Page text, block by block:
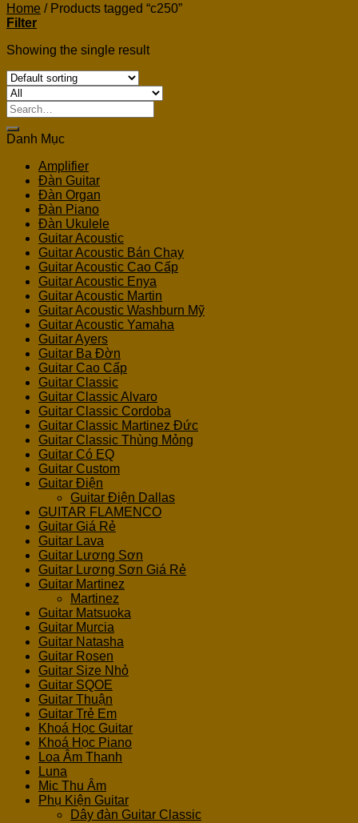
Home /Products tagged “c250”
Filter
Showing the single result
Search
for:
Danh Mục
Amplifier
Đàn Guitar
Đàn Organ
Đàn Piano
Đàn Ukulele
Guitar Acoustic
Guitar Acoustic Bán Chạy
Guitar Acoustic Cao Cấp
Guitar Acoustic Enya
Guitar Acoustic Martin
Guitar Acoustic Washburn Mỹ
Guitar Acoustic Yamaha
Guitar Ayers
Guitar Ba Đờn
Guitar Cao Cấp
Guitar Classic
Guitar Classic Alvaro
Guitar Classic Cordoba
Guitar Classic Martinez Đức
Guitar Classic Thùng Mỏng
Guitar Có EQ
Guitar Custom
Guitar Điện
Guitar Điện Dallas
GUITAR FLAMENCO
Guitar Giá Rẻ
Guitar Lava
Guitar Lương Sơn
Guitar Lương Sơn Giá Rẻ
Guitar Martinez
Martinez
Guitar Matsuoka
Guitar Murcia
Guitar Natasha
Guitar Rosen
Guitar Size Nhỏ
Guitar SQOE
Guitar Thuận
Guitar Trẻ Em
Khoá Học Guitar
Khoá Học Piano
Loa Âm Thanh
Luna
Mic Thu Âm
Phụ Kiện Guitar
Dây đàn Guitar Classic